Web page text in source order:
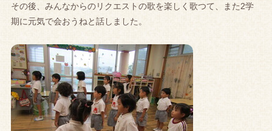
その後、みんなからのリクエストの歌を楽しく歌つて、また2学
期に元気で会おうねと話しました。